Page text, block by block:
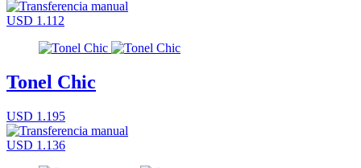
USD 1.112
Tonel Chic
USD 1.195
USD 1.136